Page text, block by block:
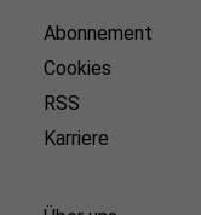
Abonnement
Cookies
RSS
Karriere